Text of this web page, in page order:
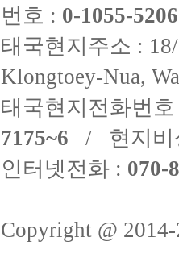
번호 : 0-1055-
태국현지주소 :
Klongtoey-Nua,
태국현지전화번
7175~6 / 현지비
인터넷전화 : 070-
Copyright @